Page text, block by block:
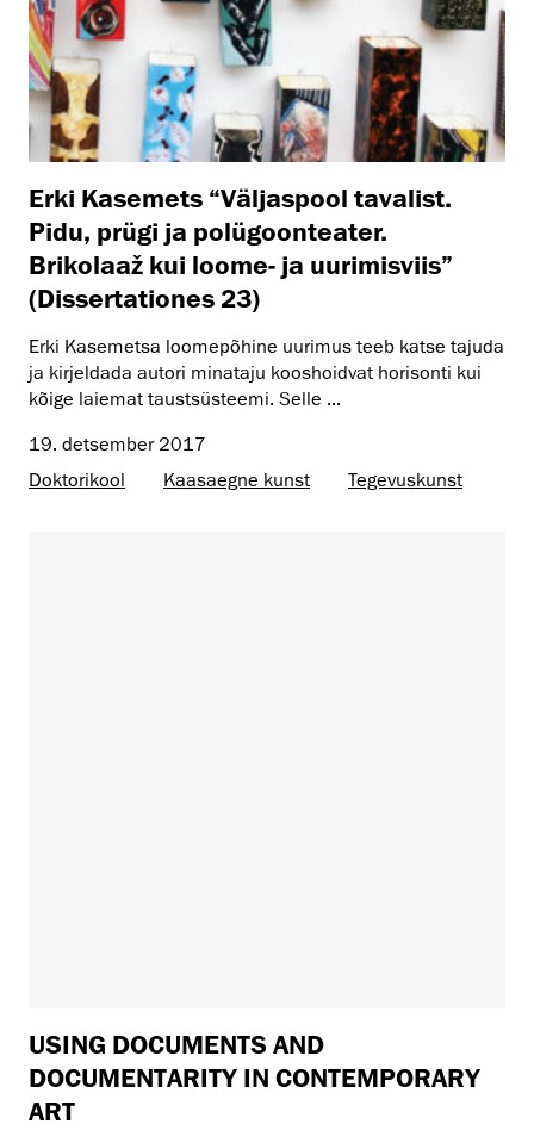
Erki Kasemets “Väljaspool tavalist.
Pidu, prügi ja polügoonteater.
Brikolaaž kui loome- ja uurimisviis”
(Dissertationes 23)
Erki Kasemetsa loomepõhine uurimus teeb katse tajuda
ja kirjeldada autori minataju kooshoidvat horisonti kui
kõige laiemat taustsüsteemi. Selle ...
19. detsember 2017
Doktorikool
Kaasaegne kunst Tegevuskunst
USING DOCUMENTS AND
DOCUMENTARITY IN CONTEMPORARY
ART